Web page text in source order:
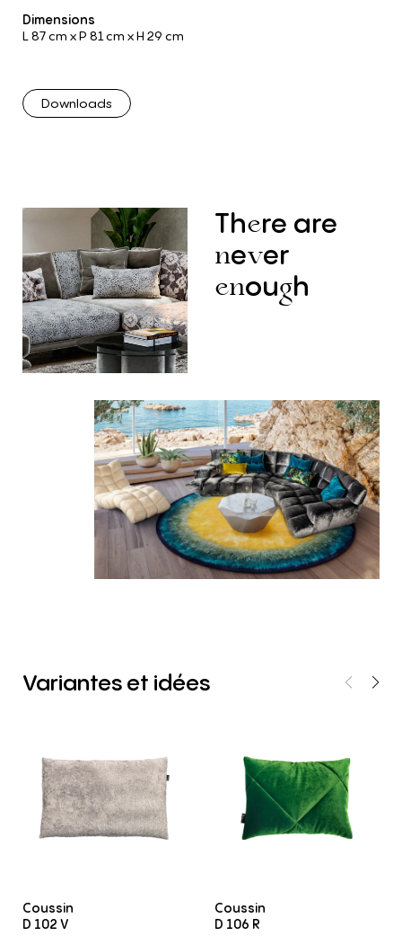
Dimensions
L 87 cm x P 81 cm x H 29 cm
Downloads
There are
never
enough
Varianteset idées
Coussin
D 102 V
Coussin
D 106 R